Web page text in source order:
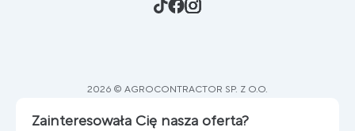
2026 © AGROCONTRACTOR SP. Z O.O.
Zainteresowała Cię nasza oferta?